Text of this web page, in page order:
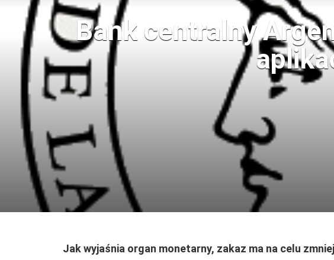
Bank centralny
Jak wyjaśnia organ monetarny, zakaz ma na celu